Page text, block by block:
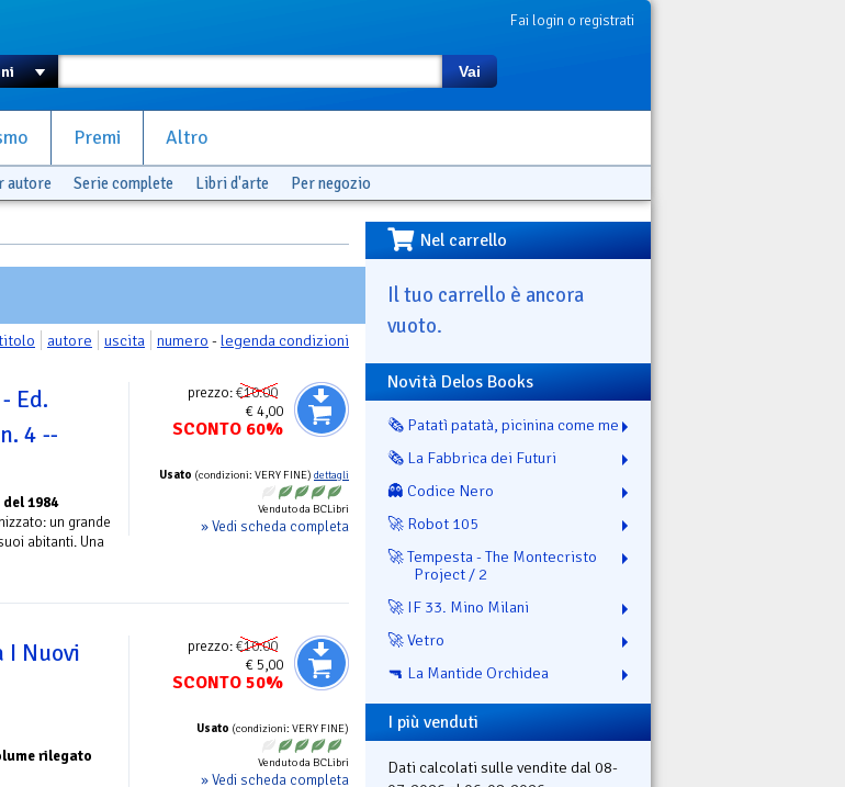
Fai login o registrati
Vai
Premi Altro
autore Serie complete Libri d'arte Per negozio
autore uscita numero -legenda condizioni
prezzo:€10.00
€ 4,00
SCONTO 60%
Usato (condizioni: VERY FINE) dettagli
Venduto da BCLibri
» Vedi scheda completa
Ed.
4 --
1984
un grande
abitanti. Una
prezzo:€10.00
€ 5,00
SCONTO 50%
Usato (condizioni: VERY FINE)
Venduto da BCLibri
» Vedi scheda completa
I Nuovi
rilegato
Nel carrello
Il tuo carrello è ancora
vuoto.
Novità Delos Books
🗞️ Patatì patatà, picinina come me
🗞️ La Fabbrica dei Futuri
👻 Codice Nero
🚀 Robot 105
🚀 Tempesta - The Montecristo
Project / 2
🚀 IF 33. Mino Milani
🚀 Vetro
🔫 La Mantide Orchidea
I più venduti
Dati calcolati sulle vendite dal 08-